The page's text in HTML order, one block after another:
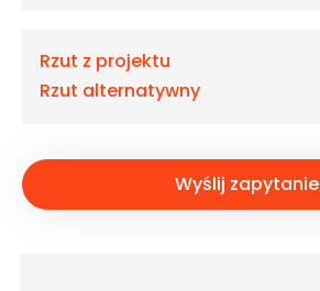
Rzut z projektu
Rzut alternatywny
Wyślij zapytanie